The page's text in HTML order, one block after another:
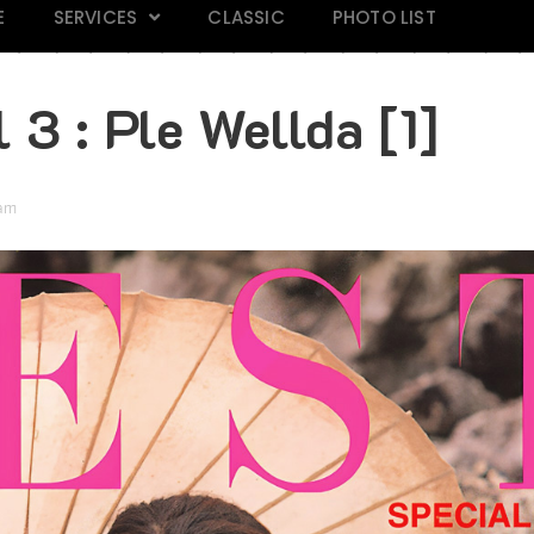
SERVICES CLASSIC PHOTO LIST
3 : Ple Wellda [1]
118 Mars Magazine 28
Click
Praew 813
Click
IN